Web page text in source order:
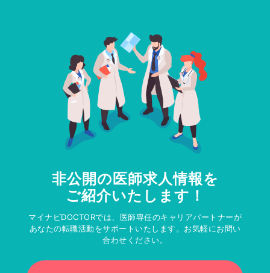
非公開の医師求人情報を
ご紹介いたします！
マイナビDOCTORでは、医師専任のキャリアパートナーが
あなたの転職活動をサポートいたします。お気軽にお問い
合わせください。